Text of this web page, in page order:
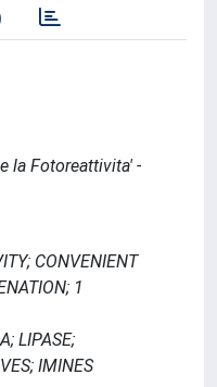
la Fotoreattivita' -
CONVENIENT
1
LIPASE;
IMINES